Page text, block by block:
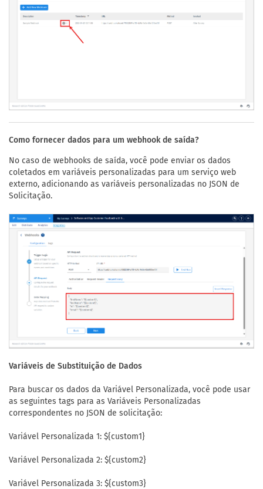
Como fornecer dados para um webhook de saída?
No caso de webhooks de saída, você pode enviar os dados
coletados em variáveis personalizadas para um serviço web
externo, adicionando as variáveis personalizadas no JSON de
Solicitação.
Variáveis de Substituição de Dados
Para buscar os dados da Variável Personalizada, você pode usar
as seguintes tags para as Variáveis Personalizadas
correspondentes no JSON de solicitação:
Variável Personalizada 1: ${custom1}
Variável Personalizada 2: ${custom2}
Variável Personalizada 3: ${custom3}